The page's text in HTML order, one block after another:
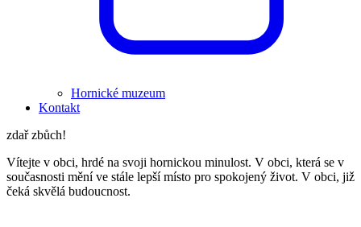
Hornické muzeum
Kontakt
zdař zbůch!
Vítejte v obci, hrdé na svoji hornickou minulost. V obci, která se v
současnosti mění ve stále lepší místo pro spokojený život. V obci, již
čeká skvělá budoucnost.